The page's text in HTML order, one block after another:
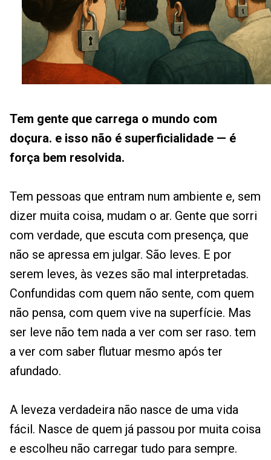
Tem gente que carrega o mundo com
doçura. e isso não é superficialidade — é
força bem resolvida.
Tem pessoas que entram num ambiente e, sem
dizer muita coisa, mudam o ar. Gente que sorri
com verdade, que escuta com presença, que
não se apressa em julgar. São leves. E por
serem leves, às vezes são mal interpretadas.
Confundidas com quem não sente, com quem
não pensa, com quem vive na superfície. Mas
ser leve não tem nada a ver com ser raso. tem
a ver com saber flutuar mesmo após ter
afundado.
A leveza verdadeira não nasce de uma vida
fácil. Nasce de quem já passou por muita coisa
e escolheu não carregar tudo para sempre.